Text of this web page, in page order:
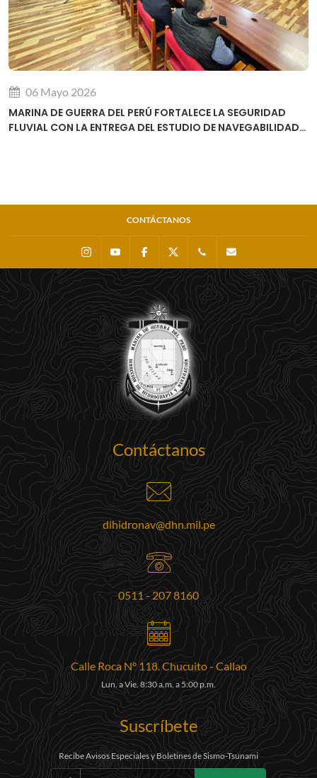
06 Mayo 2026
MARINA DE GUERRA DEL PERÚ FORTALECE LA SEGURIDAD
FLUVIAL CON LA ENTREGA DEL ESTUDIO DE NAVEGABILIDAD
CONTÁCTANOS
InstagramYoutube Facebook 0511 - 207 8160
Contáctanos
dihidronav@dhn.mil.pe
0511 - 207 8160
Calle Roca N° 118. Chucuito - Callao
Lun. a Vie. 8:30 a.m. a 5:00 p.m.
Suscríbete
Recibe Avisos Especiales y Boletines de Sismo-Tsunami